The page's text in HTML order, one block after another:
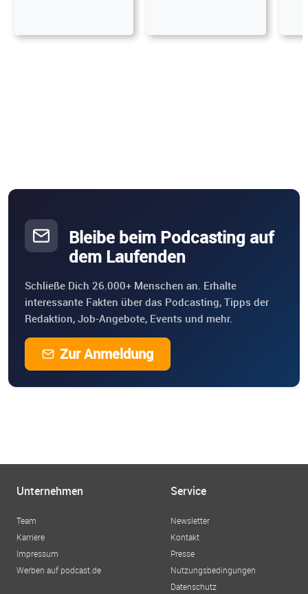
Bleibe beim Podcasting auf
dem Laufenden
Schließe Dich 26.000+ Menschen an. Erhalte
interessante Fakten über das Podcasting, Tipps der
Redaktion, Job-Angebote, Events und mehr.
Zur Anmeldung
Unternehmen
Team
Karriere
Impressum
Werben auf podcast.de
Service
Newsletter
Kontakt
Presse
Nutzungsbedingungen
Datenschutz